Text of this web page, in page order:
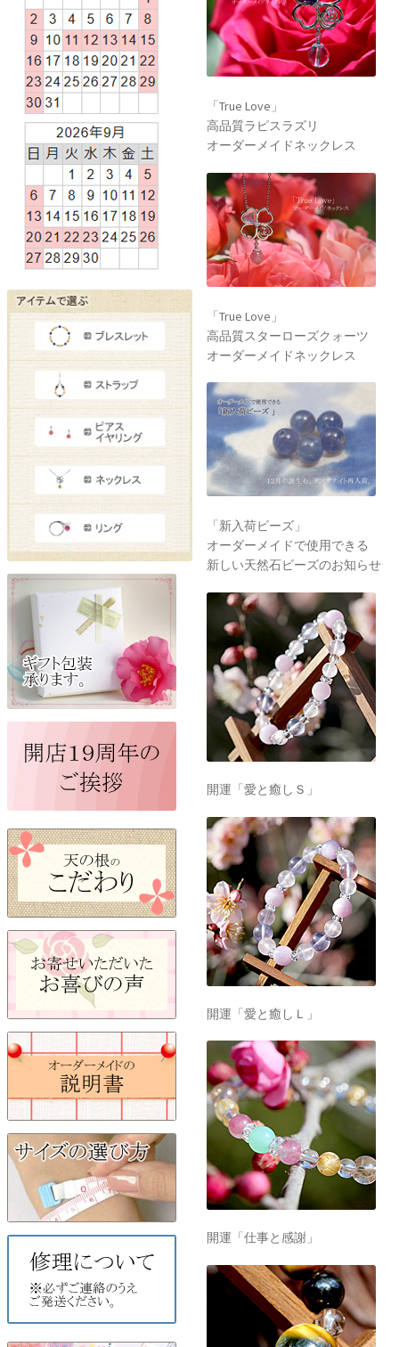
「True Love」
高品質ラピスラズリ
オーダーメイドネックレス
「True Love」
高品質スターローズクォーツ
オーダーメイドネックレス
「新入荷ビーズ」
オーダーメイドで使用できる
新しい天然石ビーズのお知らせ
開運「愛と癒しＳ」
開運「愛と癒しＬ」
開運「仕事と感謝」